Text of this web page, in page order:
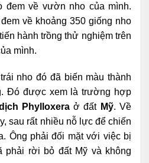
đem về vườn nho của mình.
về khoảng 350 giống nho
hành trồng thử nghiệm trên
mình.
nho đó đã biến màu thành
Đó được xem là trường hợp
Phylloxeraở đất Mỹ. Về
sau rất nhiều nỗ lực để chiến
Ông phải đối mặt với việc bị
phải rời bỏ đất Mỹ và không